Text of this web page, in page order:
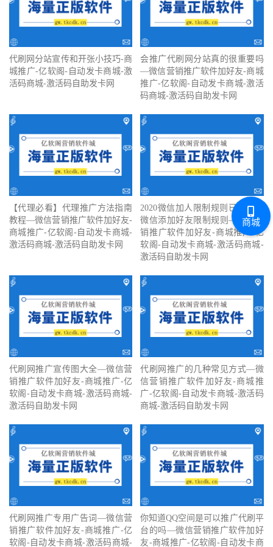
代刷网分站宣传和开张小技巧-商
城推广-亿软阁-自动发卡商城-激
活码商城-激活码自助发卡网
会推广代刷网分站真的很重要吗
—微信营销推广软件加好友-商城
推广-亿软阁-自动发卡商城-激活
码商城-激活码自助发卡网
【代理必看】‍代理推广方法指南
教程—微信营销推广软件加好友-
商城推广-亿软阁-自动发卡商城-
激活码商城-激活码自助发卡网
2020微信加人限制规则已确认！
微信添加好友限制规则—微信营
销推广软件加好友-商城推广-亿
软阁-自动发卡商城-激活码商城-
激活码自助发卡网
代刷网推广宣传图大全—微信营
销推广软件加好友-商城推广-亿
软阁-自动发卡商城-激活码商城-
激活码自助发卡网
代刷网推广的几种常见方式—微
信营销推广软件加好友-商城推
广-亿软阁-自动发卡商城-激活码
商城-激活码自助发卡网
代刷网推广专用广告词—微信营
销推广软件加好友-商城推广-亿
软阁-自动发卡商城-激活码商城-
你知道QQ空间是可以推广代刷平
台的吗—微信营销推广软件加好
友-商城推广-亿软阁-自动发卡商
商城